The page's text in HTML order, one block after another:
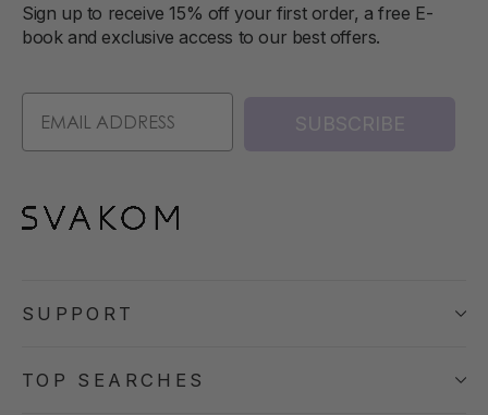
Sign up to receive 15% off your first order, a free E-
book and exclusive access to our best offers.
SUBSCRIBE
SUPPORT
TOP SEARCHES